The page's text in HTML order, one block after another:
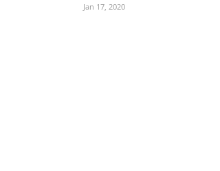
Jan 17, 2020